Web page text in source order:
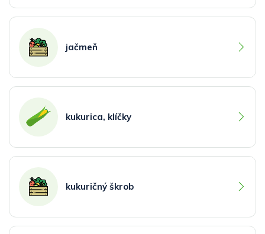
jačmeň
kukurica, klíčky
kukuričný škrob